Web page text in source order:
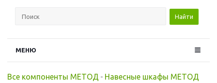
Найти
МЕНЮ
Все компоненты МЕТОД - Навесные шкафы МЕТОД